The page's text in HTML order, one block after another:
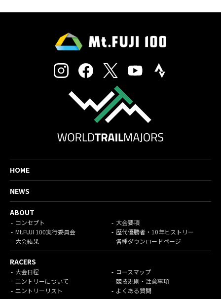
HOME
NEWS
ABOUT
コンセプト
大会要項
Mt.FUJI 100実行委員会
歴代優勝者・10年ヒストリー
大会結果
各種ダウンロードページ
RACERS
大会日程
コースマップ
エントリーについて
競技規則・注意事項
エントリーリスト
よくある質問